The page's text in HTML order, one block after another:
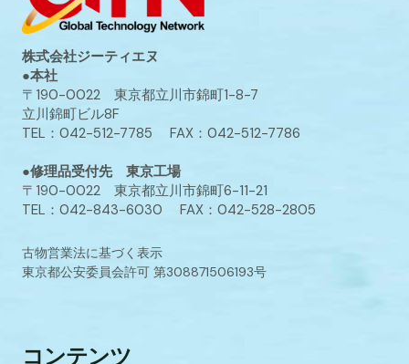
株式会社ジーティエヌ
●本社
〒190-0022 東京都立川市錦町1-8-7
立川錦町ビル8F
TEL：042-512-7785 FAX：042-512-7786
●修理品受付先 東京工場
〒190-0022 東京都立川市錦町6-11-21
TEL：042-843-6030 FAX：042-528-2805
古物営業法に基づく表示
東京都公安委員会許可 第308871506193号
コンテンツ